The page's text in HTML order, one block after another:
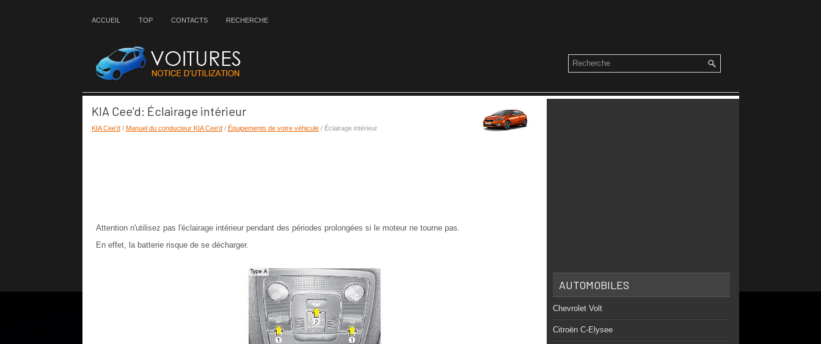
ACCUEIL TOP CONTACTS RECHERCHE
KIA Cee'd: Éclairage intérieur
KIA Cee'd/ Manuel du conducteur KIA Cee'd/ Équipements de votre véhicule/ Éclairage intérieur
Attention n'utilisez pas l'éclairage intérieur pendant des périodes prolongées si le moteur ne tourne pas.
En effet, la batterie risque de se décharger.
AUTOMOBILES
Chevrolet Volt
Citroën C-Elysee